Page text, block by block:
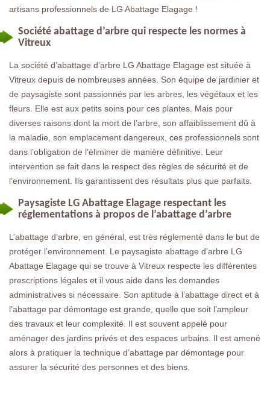
artisans professionnels de LG Abattage Elagage !
Société abattage d’arbre qui respecte les normes à
Vitreux
La société d’abattage d’arbre LG Abattage Elagage est située à
Vitreux depuis de nombreuses années. Son équipe de jardinier et
de paysagiste sont passionnés par les arbres, les végétaux et les
fleurs. Elle est aux petits soins pour ces plantes. Mais pour
diverses raisons dont la mort de l’arbre, son affaiblissement dû à
la maladie, son emplacement dangereux, ces professionnels sont
dans l’obligation de l’éliminer de manière définitive. Leur
intervention se fait dans le respect des règles de sécurité et de
l’environnement. Ils garantissent des résultats plus que parfaits.
Paysagiste LG Abattage Elagage respectant les
réglementations à propos de l’abattage d’arbre
L’abattage d’arbre, en général, est très réglementé dans le but de
protéger l’environnement. Le paysagiste abattage d’arbre LG
Abattage Elagage qui se trouve à Vitreux respecte les différentes
prescriptions légales et il vous aide dans les demandes
administratives si nécessaire. Son aptitude à l’abattage direct et à
l’abattage par démontage est grande, quelle que soit l’ampleur
des travaux et leur complexité. Il est souvent appelé pour
aménager des jardins privés et des espaces urbains. Il est amené
alors à pratiquer la technique d’abattage par démontage pour
assurer la sécurité des personnes et des biens.